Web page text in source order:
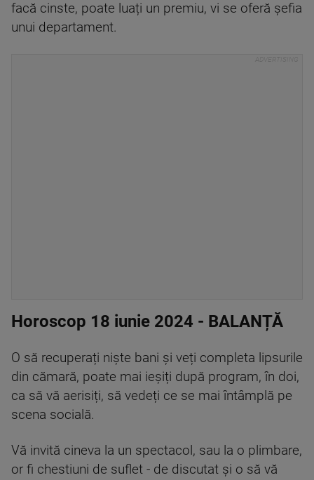
facă cinste, poate luați un premiu, vi se oferă șefia
unui departament.
Horoscop 18 iunie 2024 - BALANȚĂ
O să recuperați niște bani și veți completa lipsurile
din cămară, poate mai ieșiți după program, în doi,
ca să vă aerisiți, să vedeți ce se mai întâmplă pe
scena socială.
Vă invită cineva la un spectacol, sau la o plimbare,
or fi chestiuni de suflet - de discutat și o să vă